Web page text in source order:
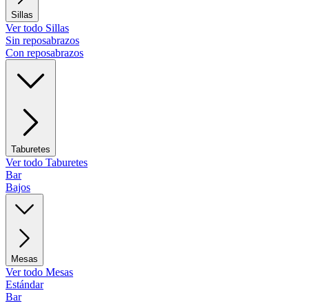
Sillas
Ver todo Sillas
Sin reposabrazos
Con reposabrazos
Taburetes
Ver todo Taburetes
Bar
Bajos
Mesas
Ver todo Mesas
Estándar
Bar